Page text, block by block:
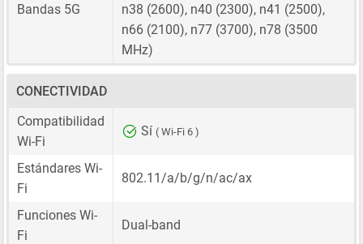
Bandas 5G
n38 (2600), n40 (2300), n41 (2500),
n66 (2100), n77 (3700), n78 (3500
MHz)
CONECTIVIDAD
Compatibilidad
Wi-Fi
Sí ( Wi-Fi 6 )
Estándares Wi-
Fi
802.11/a/b/g/n/ac/ax
Funciones Wi-
Fi
Dual-band